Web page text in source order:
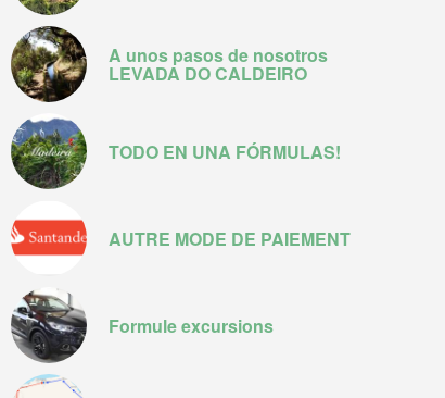
A unos pasos de nosotros
LEVADA DO CALDEIRO
TODO EN UNA FÓRMULAS!
AUTRE MODE DE PAIEMENT
Formule excursions